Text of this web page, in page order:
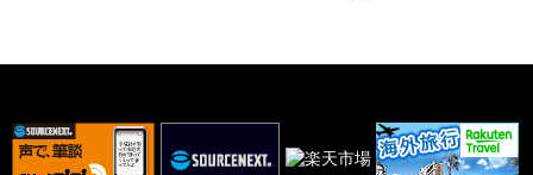
ナ
ゲ